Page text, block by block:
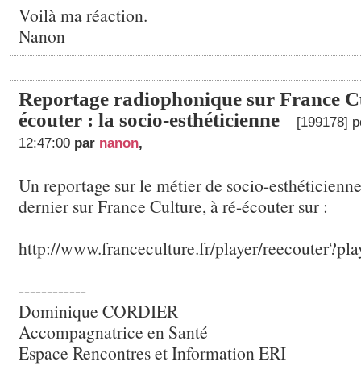
Voilà ma réaction.
Nanon
Reportage radiophonique sur France
écouter : la socio-esthéticienne
[199178]
12:47:00 par nanon,
Un reportage sur le métier de socio-
dernier sur France Culture, à ré-écouter sur :
http://www.franceculture.fr/player/
------------
Dominique CORDIER
Accompagnatrice en Santé
Espace Rencontres et Information ERI